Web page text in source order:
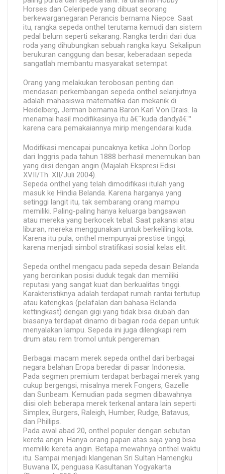
Horses dan Celeripede yang dibuat seorang
berkewarganegaran Perancis bernama Niepce. Saat
itu, rangka sepeda onthel terutama kemudi dan sistem
pedal belum seperti sekarang. Rangka terdiri dari dua
roda yang dihubungkan sebuah rangka kayu. Sekalipun
berukuran canggung dan besar, keberadaan sepeda
sangatlah membantu masyarakat setempat.
Orang yang melakukan terobosan penting dan
mendasari perkembangan sepeda onthel selanjutnya
adalah mahasiswa matematika dan mekanik di
Heidelberg, Jerman bernama Baron Karl Von Drais. Ia
menamai hasil modifikasinya itu â€˜kuda dandyâ€™
karena cara pemakaiannya mirip mengendarai kuda.
Modifikasi mencapai puncaknya ketika John Dorlop
dari Inggris pada tahun 1888 berhasil menemukan ban
yang diisi dengan angin (Majalah Ekspresi Edisi
XVII/Th. XII/Juli 2004).
Sepeda onthel yang telah dimodifikasi itulah yang
masuk ke Hindia Belanda. Karena harganya yang
setinggi langit itu, tak sembarang orang mampu
memiliki. Paling-paling hanya keluarga bangsawan
atau mereka yang berkocek tebal. Saat pakansi atau
liburan, mereka menggunakan untuk berkeliling kota.
Karena itu pula, onthel mempunyai prestise tinggi,
karena menjadi simbol stratifikasi sosial kelas elit.
Sepeda onthel mengacu pada sepeda desain Belanda
yang bercirikan posisi duduk tegak dan memiliki
reputasi yang sangat kuat dan berkualitas tinggi.
Karakteristiknya adalah terdapat rumah rantai tertutup
atau katengkas (pelafalan dari bahasa Belanda
kettingkast) dengan gigi yang tidak bisa diubah dan
biasanya terdapat dinamo di bagian roda depan untuk
menyalakan lampu. Sepeda ini juga dilengkapi rem
drum atau rem tromol untuk pengereman.
Berbagai macam merek sepeda onthel dari berbagai
negara belahan Eropa beredar di pasar Indonesia.
Pada segmen premium terdapat berbagai merek yang
cukup bergengsi, misalnya merek Fongers, Gazelle
dan Sunbeam. Kemudian pada segmen dibawahnya
diisi oleh beberapa merek terkenal antara lain seperti
Simplex, Burgers, Raleigh, Humber, Rudge, Batavus,
dan Phillips.
Pada awal abad 20, onthel populer dengan sebutan
kereta angin. Hanya orang papan atas saja yang bisa
memiliki kereta angin. Betapa mewahnya onthel waktu
itu. Sampai menjadi klangenan Sri Sultan Hamengku
Buwana IX, penguasa Kasultanan Yogyakarta